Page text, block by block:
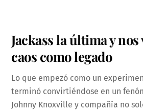
Jackass la última y nos
caos como legado
Lo que empezó como un
terminó convirtiéndose en un
Johnny Knoxville y compañía no